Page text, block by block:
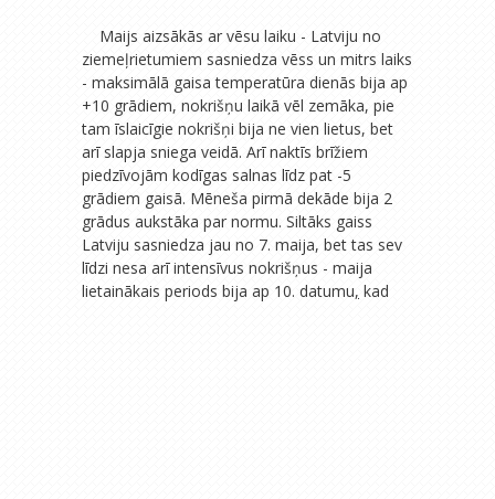
Maijs aizsākās ar vēsu laiku - Latviju no
ziemeļrietumiem sasniedza vēss un mitrs laiks
- maksimālā gaisa temperatūra dienās bija ap
+10 grādiem, nokrišņu laikā vēl zemāka, pie
tam īslaicīgie nokrišņi bija ne vien lietus, bet
arī slapja sniega veidā. Arī naktīs brīžiem
piedzīvojām kodīgas salnas līdz pat -5
grādiem gaisā. Mēneša pirmā dekāde bija 2
grādus aukstāka par normu. Siltāks gaiss
Latviju sasniedza jau no 7. maija, bet tas sev
līdzi nesa arī intensīvus nokrišņus - maija
lietainākais periods bija ap 10. datumu, kad